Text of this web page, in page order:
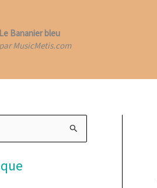
Le Bananier bleu
par MusicMetis.com